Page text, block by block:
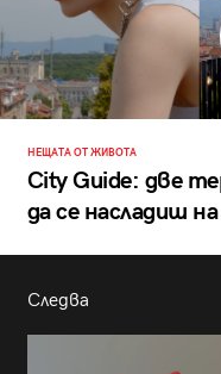
НЕЩАТА ОТ ЖИВОТА
City Guide: две
да се насладиш
Следва